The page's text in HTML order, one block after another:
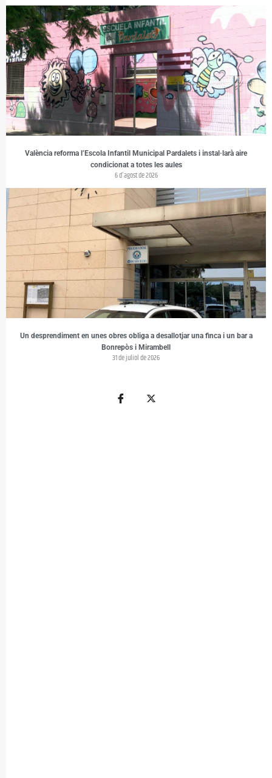
València reforma l’Escola Infantil Municipal Pardalets i instal·larà aire
condicionat a totes les aules
6 d'agost de 2026
Un desprendiment en unes obres obliga a desallotjar una finca i un bar a
Bonrepòs i Mirambell
31 de juliol de 2026